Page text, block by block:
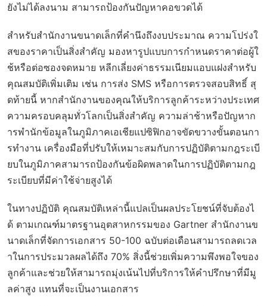
ยังไม่ได้ลงนาม สามารถป้องกันปัญหาคอขวดได้
สำหรับสำนักงานขนาดเล็กที่คำนึงถึงงบประมาณ ความโปร่งใ
สของราคาเป็นสิ่งสำคัญ มองหารูปแบบการกำหนดราคาต่อผู้ใ
ช้หรือต่อซองจดหมาย หลีกเลี่ยงค่าธรรมเนียมแอบแฝงสำหรับ
คุณสมบัติเพิ่มเติม เช่น การส่ง SMS หรือการตรวจสอบสิทธิ์ สุ
ดท้ายนี้ หากสำนักงานของคุณให้บริการลูกค้าระหว่างประเทศ
ความครอบคลุมทั่วโลกเป็นสิ่งสำคัญ ความล่าช้าหรือปัญหาก
ารพำนักข้อมูลในภูมิภาคเอเชียแปซิฟิกอาจขัดขวางขั้นตอนกา
รทำงาน เครื่องมือที่ปรับให้เหมาะสมกับการปฏิบัติตามกฎระเบี
ยบในภูมิภาคสามารถป้องกันข้อผิดพลาดในการปฏิบัติตามกฎ
ระเบียบที่มีค่าใช้จ่ายสูงได้
ในทางปฏิบัติ คุณสมบัติเหล่านี้แปลเป็นผลประโยชน์ที่จับต้องไ
ด้ ตามเกณฑ์มาตรฐานอุตสาหกรรมของ Gartner สำนักงานข
นาดเล็กที่จัดการเอกสาร 50-100 ฉบับต่อเดือนสามารถลดเวล
าในการประมวลผลได้ถึง 70% สิ่งนี้ช่วยเพิ่มความพึงพอใจของ
ลูกค้าและช่วยให้สามารถมุ่งเน้นไปที่บริการให้คำปรึกษาที่มีมู
ลค่าสูง แทนที่จะเป็นงานเอกสาร